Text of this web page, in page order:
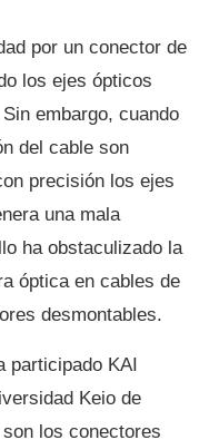
por un conector de
los ejes ópticos
embargo, cuando
del cable son
precisión los ejes
una mala
ha obstaculizado la
óptica en cables de
desmontables.
participado KAI
Keio de
los conectores